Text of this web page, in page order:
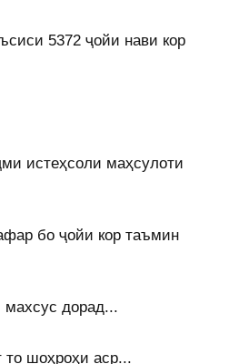
5372 ҷойи нави кор
истеҳсоли маҳсулоти
бо ҷойи кор таъмин
дорад...
то шоҳроҳи аср...